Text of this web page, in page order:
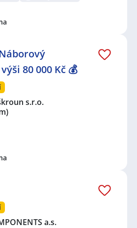
80 000 Kč 💰
s.r.o.
a.s.